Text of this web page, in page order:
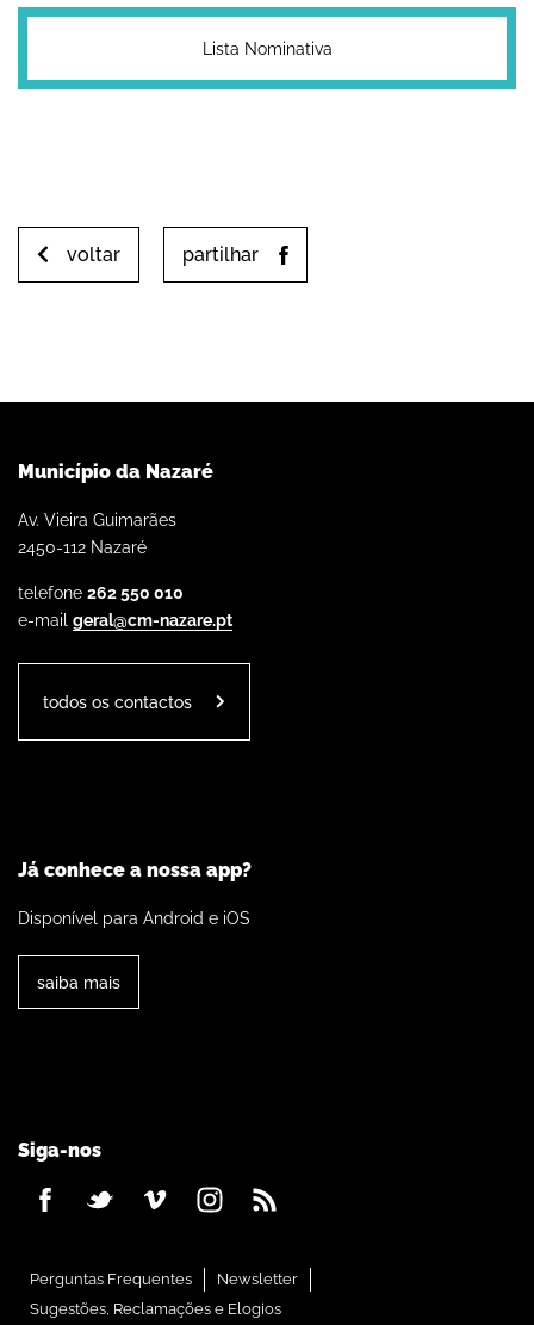
Lista Nominativa
voltar partilhar
Município da Nazaré
Av. Vieira Guimarães
2450-112 Nazaré
telefone 262 550 010
e-mail geral@cm-nazare.pt
todos os contactos
Já conhece a nossa app?
Disponível para Android e iOS
saiba mais
Siga-nos
Perguntas Frequentes
Newsletter
Sugestões, Reclamações e Elogios